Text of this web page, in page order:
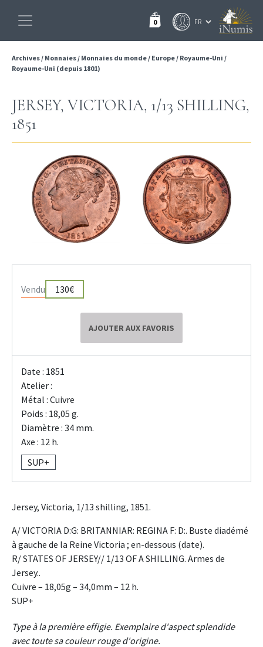
0
Archives/ Monnaies/ Monnaies du monde/ Europe/ Royaume-Uni /
Royaume-Uni (depuis 1801)
JERSEY, VICTORIA, 1/13 SHILLING,
1851
Vendu 130€
AJOUTER AUX FAVORIS
Date : 1851
Atelier :
Métal : Cuivre
Poids : 18,05 g.
Diamètre : 34 mm.
Axe : 12 h.
SUP+
Jersey, Victoria, 1/13 shilling, 1851.
A/ VICTORIA D:G: BRITANNIAR: REGINA F: D:. Buste diadémé
à gauche de la Reine Victoria ; en-dessous (date).
R/ STATES OF JERSEY// 1/13 OF A SHILLING. Armes de
Jersey..
Cuivre – 18,05g – 34,0mm – 12 h.
SUP+
Type à la première effigie. Exemplaire d'aspect splendide
avec toute sa couleur rouge d'origine.